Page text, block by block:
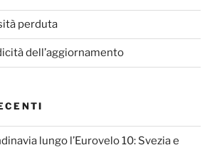
perduta
dell’aggiornamento
lungo l’Eurovelo 10: Svezia e